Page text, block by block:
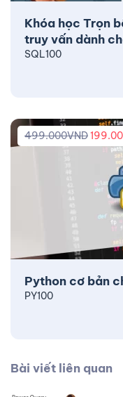
Khóa học Trọn
truy vấn dành
SQL100
Python cơ bản
499.000VND
PY100
Bài viết liên quan